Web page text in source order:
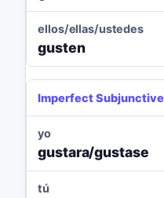
ellos/ellas/ustedes
gusten
Imperfect Subjunctive
yo
gustara/gustase
tú